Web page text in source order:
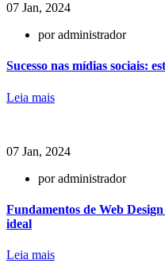
07 Jan, 2024
por administrador
Sucesso nas mídias sociais:
Leia mais
07 Jan, 2024
por administrador
Fundamentos de Web
ideal
Leia mais